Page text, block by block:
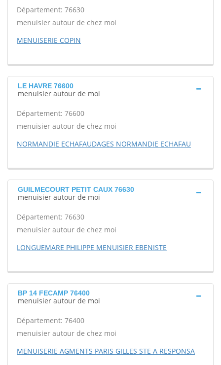
Département: 76630
menuisier autour de chez moi
MENUISERIE COPIN
LE HAVRE 76600
menuisier autour de moi
Département: 76600
menuisier autour de chez moi
NORMANDIE ECHAFAUDAGES NORMANDIE ECHAFAU
GUILMECOURT PETIT CAUX 76630
menuisier autour de moi
Département: 76630
menuisier autour de chez moi
LONGUEMARE PHILIPPE MENUISIER EBENISTE
BP 14 FECAMP 76400
menuisier autour de moi
Département: 76400
menuisier autour de chez moi
MENUISERIE AGMENTS PARIS GILLES STE A RESPONSA